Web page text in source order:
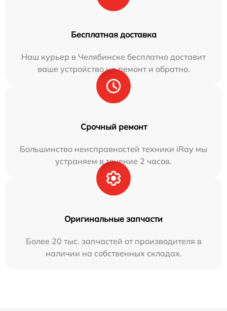
Бесплатная доставка
Наш курьер в Челябинске бесплатно доставит
ваше устройство на ремонт и обратно.
Срочный ремонт
Большинство неисправностей техники iRay мы
устраняем в течение 2 часов.
Оригинальные запчасти
Более 20 тыс. запчастей от производителя в
наличии на собственных складах.